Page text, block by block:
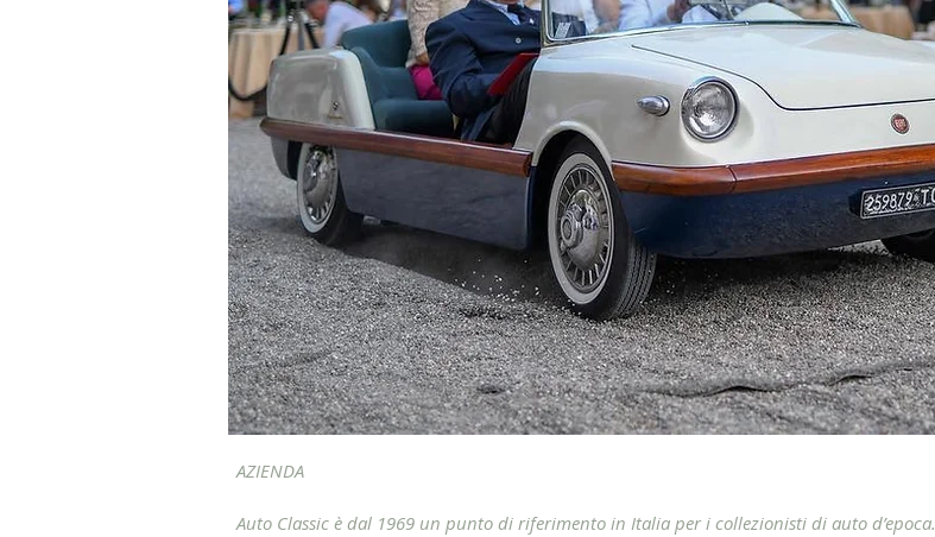
AZIENDA
Auto Classic è dal 1969 un punto di riferimento in Italia per i collezionisti di auto d’epoca.